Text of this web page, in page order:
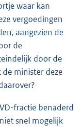
waar kan
vergoedingen
aangezien de
de
door de
minister deze
fractie benaderd
snel mogelijk